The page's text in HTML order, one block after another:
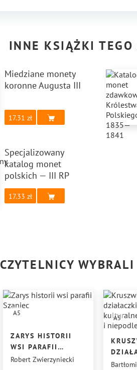
INNE KSIĄŻKI TEGO
Miedziane monety
koronne Augusta III
17.31
Specjalizowany
katalog monet
polskich — III RP
17.33
CZYTELNICY
A5
ZARYS HISTORII
WSI PARAFII
SZANIEC
Robert Zwierzyniecki
A5